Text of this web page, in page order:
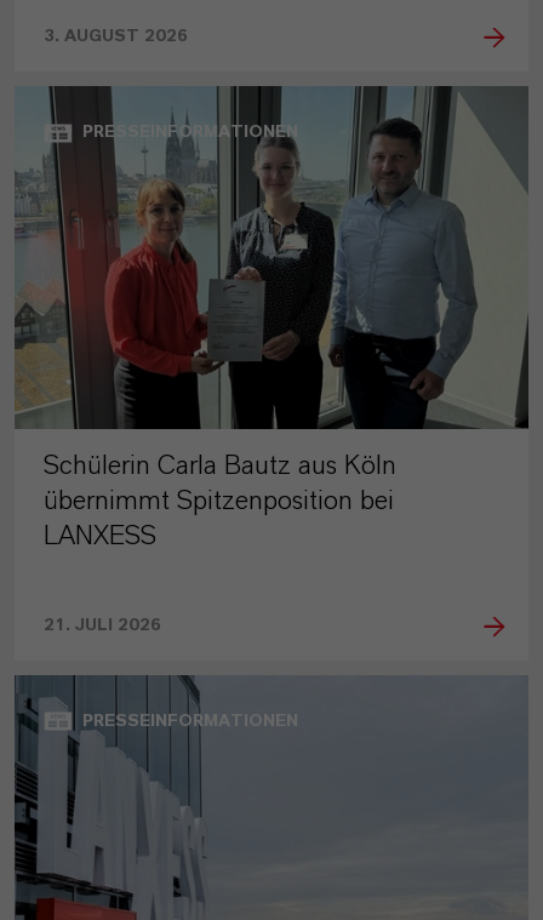
3. AUGUST 2026
PRESSEINFORMATIONEN
Schülerin Carla Bautz aus Köln
übernimmt Spitzenposition bei
LANXESS
21. JULI 2026
PRESSEINFORMATIONEN